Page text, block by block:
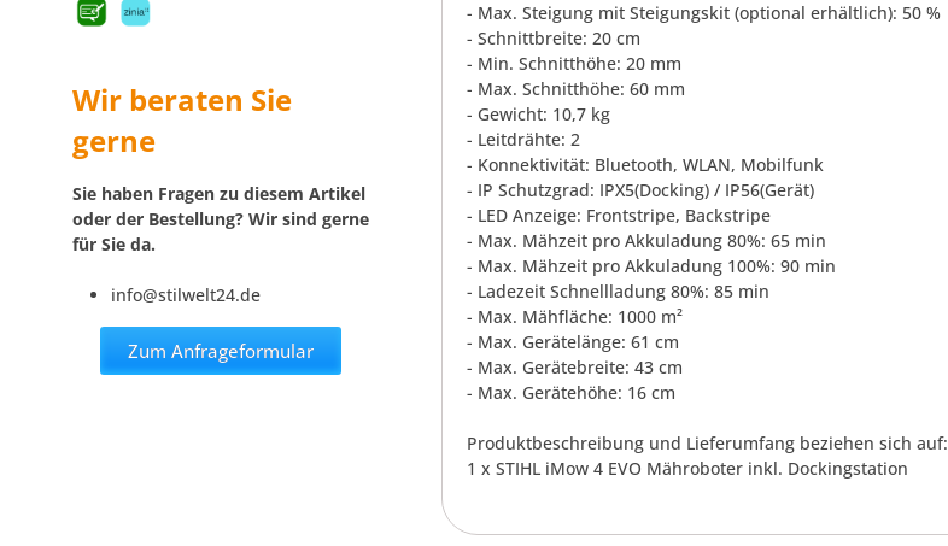
Wir beraten Sie
gerne
Sie haben Fragen zu diesem Artikel
oder der Bestellung? Wir sind gerne
für Sie da.
info@stilwelt24.de
Zum Anfrageformular
- Max. Steigung mit Steigungskit (optional erhältlich): 50 %
- Schnittbreite: 20 cm
- Min. Schnitthöhe: 20 mm
- Max. Schnitthöhe: 60 mm
- Gewicht: 10,7 kg
- Leitdrähte: 2
- Konnektivität: Bluetooth, WLAN, Mobilfunk
- IP Schutzgrad: IPX5(Docking) / IP56(Gerät)
- LED Anzeige: Frontstripe, Backstripe
- Max. Mähzeit pro Akkuladung 80%: 65 min
- Max. Mähzeit pro Akkuladung 100%: 90 min
- Ladezeit Schnellladung 80%: 85 min
- Max. Mähfläche: 1000 m²
- Max. Gerätelänge: 61 cm
- Max. Gerätebreite: 43 cm
- Max. Gerätehöhe: 16 cm
Produktbeschreibung und Lieferumfang beziehen sich auf:
1 x STIHL iMow 4 EVO Mähroboter inkl. Dockingstation